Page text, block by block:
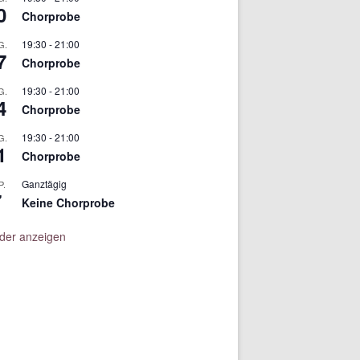
Chorprobe
19:30 -21:00
Chorprobe
19:30 -21:00
Chorprobe
19:30 -21:00
Chorprobe
Ganztägig
Keine Chorprobe
anzeigen